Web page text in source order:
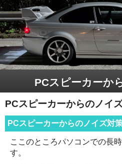
PCスピーカーか
PCスピーカーからのノイ
PCスピーカーからのノイズ対
ここのところパソコンでの長
す。